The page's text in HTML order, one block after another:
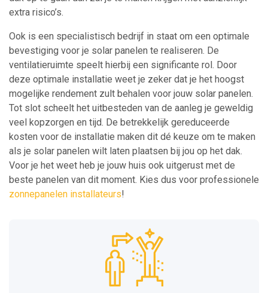
extra risico’s.
Ook is een specialistisch bedrijf in staat om een optimale
bevestiging voor je solar panelen te realiseren. De
ventilatieruimte speelt hierbij een significante rol. Door
deze optimale installatie weet je zeker dat je het hoogst
mogelijke rendement zult behalen voor jouw solar panelen.
Tot slot scheelt het uitbesteden van de aanleg je geweldig
veel kopzorgen en tijd. De betrekkelijk gereduceerde
kosten voor de installatie maken dit dé keuze om te maken
als je solar panelen wilt laten plaatsen bij jou op het dak.
Voor je het weet heb je jouw huis ook uitgerust met de
beste panelen van dit moment. Kies dus voor professionele
zonnepanelen installateurs!